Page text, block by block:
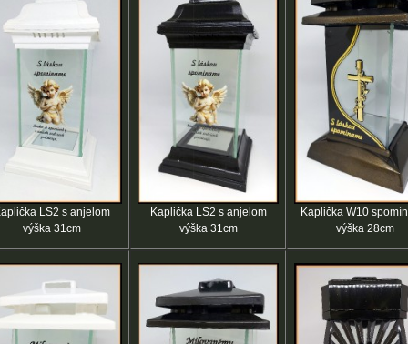
LS2 s anjelom
výška 31cm
Kaplička LS2 s anjelom
výška 31cm
Kaplička W10
výška 28cm